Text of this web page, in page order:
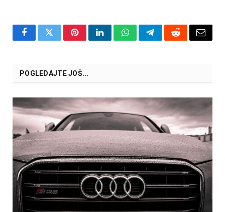
FacebookTwitterPinterestLinkedInWhatsAppTelegramRedditEmail
POGLEDAJTE JOŠ...